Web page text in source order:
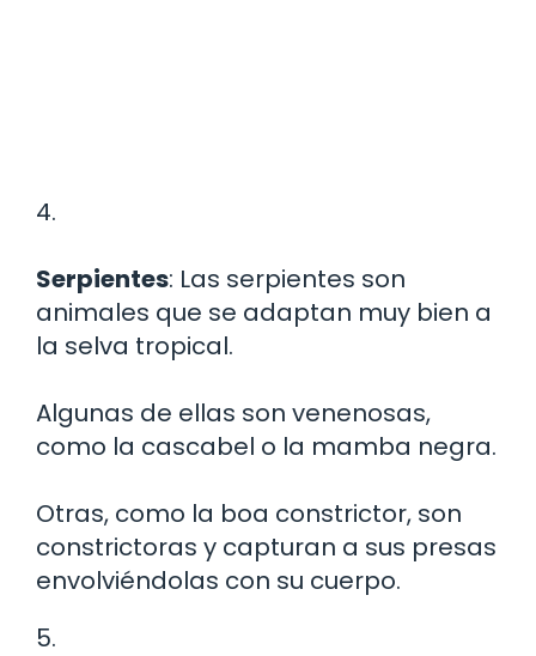
4.
Serpientes: Las serpientes son
animales que se adaptan muy bien a
la selva tropical.
Algunas de ellas son venenosas,
como la cascabel o la mamba negra.
Otras, como la boa constrictor, son
constrictoras y capturan a sus presas
envolviéndolas con su cuerpo.
5.